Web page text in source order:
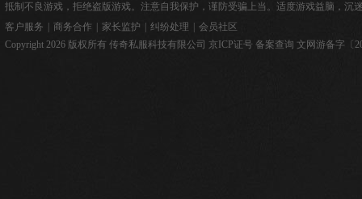
抵制不良游戏，拒绝盗版游戏。注意自我保护，谨防受骗上当。适度游戏益脑，沉
客户服务
商务合作 家长监护 纠纷处理
会员社区
Copyright 2026 版权所有 传奇私服科技有限公司 京ICP证号 备案查询 文网游备字〔